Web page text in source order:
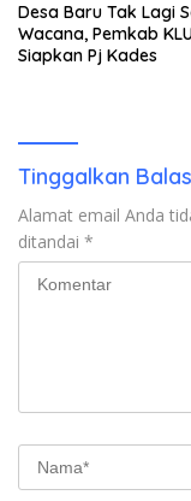
Desa Baru Tak Lagi
Wacana, Pemkab
Siapkan Pj Kades
Tinggalkan
Alamat email Anda
ditandai *